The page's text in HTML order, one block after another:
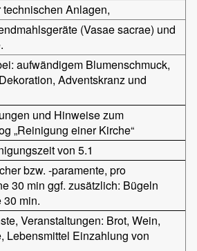
Anlagen,
(Vasae sacrae) und
aufwändigem Blumenschmuck,
Adventskranz und
und Hinweise zum
„Reinigung einer Kirche“
von 5.1
bzw. -paramente, pro
30 min ggf. zusätzlich: Bügeln
30 min.
Veranstaltungen: Brot, Wein,
Lebensmittel Einzahlung von